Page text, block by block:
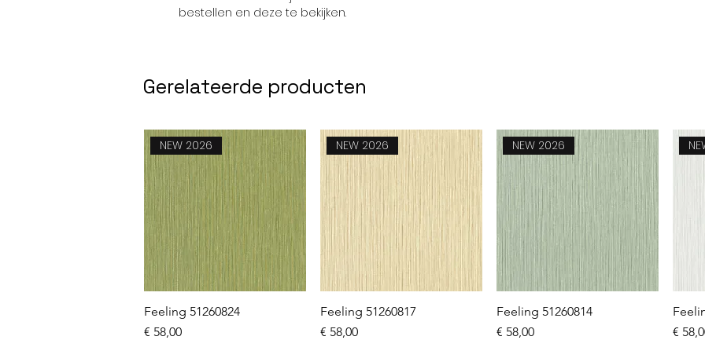
bestellen en deze te bekijken.
Gerelateerde producten
Snel overzicht
NEW 2026
Feeling 51260824
Prijs
€ 58,00
Snel overzicht
NEW 2026
Feeling 51260817
Prijs
€ 58,00
Snel overzicht
NEW 2026
Feeling 51260814
Prijs
€ 58,00
Prijs
€